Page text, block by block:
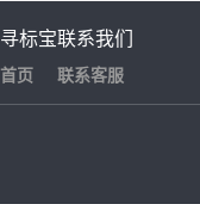
寻标宝
首页
联系我们
联系客服